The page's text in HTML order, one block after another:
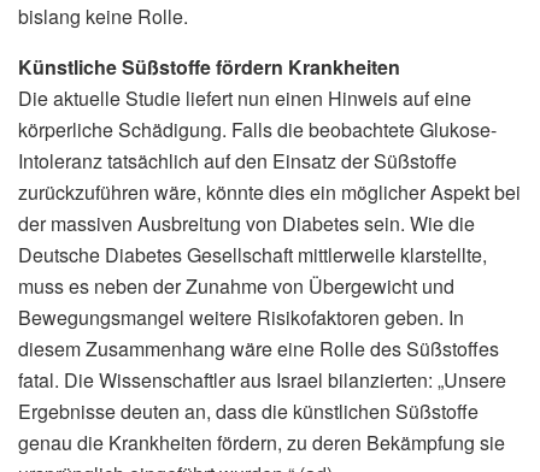
bislang keine Rolle.
Künstliche Süßstoffe fördern Krankheiten
Die aktuelle Studie liefert nun einen Hinweis auf eine
körperliche Schädigung. Falls die beobachtete Glukose-
Intoleranz tatsächlich auf den Einsatz der Süßstoffe
zurückzuführen wäre, könnte dies ein möglicher Aspekt bei
der massiven Ausbreitung von Diabetes sein. Wie die
Deutsche Diabetes Gesellschaft mittlerweile klarstellte,
muss es neben der Zunahme von Übergewicht und
Bewegungsmangel weitere Risikofaktoren geben. In
diesem Zusammenhang wäre eine Rolle des Süßstoffes
fatal. Die Wissenschaftler aus Israel bilanzierten: „Unsere
Ergebnisse deuten an, dass die künstlichen Süßstoffe
genau die Krankheiten fördern, zu deren Bekämpfung sie